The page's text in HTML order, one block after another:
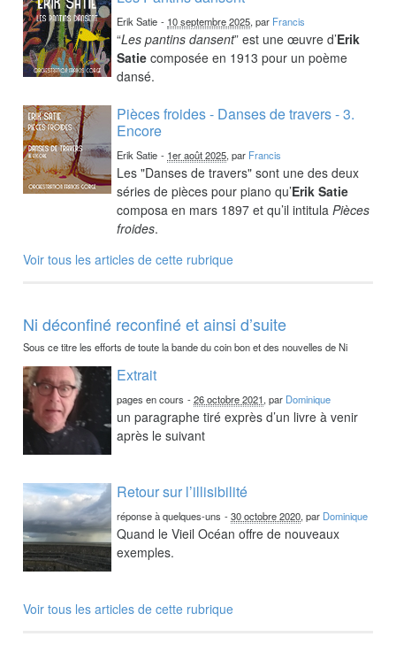
Erik Satie - 10 septembre 2025, par Francis
“Les pantins dansent” est une œuvre d’Erik
Satie composée en 1913 pour un poème
dansé.
Pièces froides - Danses de travers - 3.
Encore
Erik Satie - 1er août 2025, par Francis
Les "Danses de travers" sont une des deux
séries de pièces pour piano qu’Erik Satie
composa en mars 1897 et qu’il intitulaPièces
froides.
Voir tous les articles de cette rubrique
Ni déconfiné reconfiné et ainsi d’suite
Sous ce titre les efforts de toute la bande du coin bon et des nouvelles de Ni
Extrait
pages en cours -26 octobre 2021, par Dominique
un paragraphe tiré exprès d’un livre à venir
après le suivant
Retour sur l’illisibilité
réponse à quelques-uns -30 octobre 2020, par Dominique
Quand le Vieil Océan offre de nouveaux
exemples.
Voir tous les articles de cette rubrique